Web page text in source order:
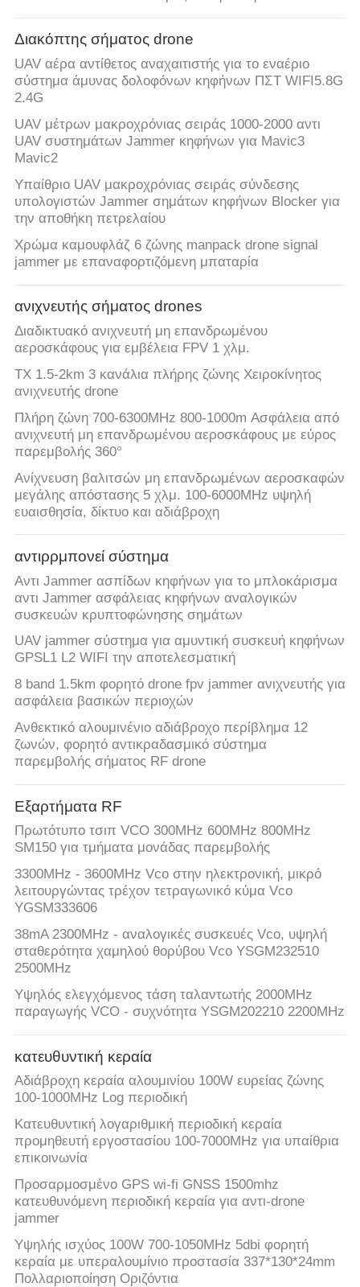
Διακόπτης σήματος drone
UAV αέρα αντίθετος αναχαιτιστής για το εναέριο
σύστημα άμυνας δολοφόνων κηφήνων ΠΣΤ WIFI5.8G
2.4G
UAV μέτρων μακροχρόνιας σειράς 1000-2000 αντι
UAV συστημάτων Jammer κηφήνων για Mavic3
Mavic2
Υπαίθριο UAV μακροχρόνιας σειράς σύνδεσης
υπολογιστών Jammer σημάτων κηφήνων Blocker για
την αποθήκη πετρελαίου
Χρώμα καμουφλάζ 6 ζώνης manpack drone signal
jammer με επαναφορτιζόμενη μπαταρία
ανιχνευτής σήματος drones
Διαδικτυακό ανιχνευτή μη επανδρωμένου
αεροσκάφους για εμβέλεια FPV 1 χλμ.
TX 1.5-2km 3 κανάλια πλήρης ζώνης Χειροκίνητος
ανιχνευτής drone
Πλήρη ζώνη 700-6300MHz 800-1000m Ασφάλεια από
ανιχνευτή μη επανδρωμένου αεροσκάφους με εύρος
παρεμβολής 360°
Ανίχνευση βαλιτσών μη επανδρωμένων αεροσκαφών
μεγάλης απόστασης 5 χλμ. 100-6000MHz υψηλή
ευαισθησία, δίκτυο και αδιάβροχη
αντιρρμπονεί σύστημα
Αντι Jammer ασπίδων κηφήνων για το μπλοκάρισμα
αντι Jammer ασφάλειας κηφήνων αναλογικών
συσκευών κρυπτοφώνησης σημάτων
UAV jammer σύστημα για αμυντική συσκευή κηφήνων
GPSL1 L2 WIFI την αποτελεσματική
8 band 1.5km φορητό drone fpv jammer ανιχνευτής για
ασφάλεια βασικών περιοχών
Ανθεκτικό αλουμινένιο αδιάβροχο περίβλημα 12
ζωνών, φορητό αντικραδασμικό σύστημα
παρεμβολής σήματος RF drone
Εξαρτήματα RF
Πρωτότυπο τσιπ VCO 300MHz 600MHz 800MHz
SM150 για τμήματα μονάδας παρεμβολής
3300MHz - 3600MHz Vco στην ηλεκτρονική, μικρό
λειτουργώντας τρέχον τετραγωνικό κύμα Vco
YGSM333606
38mA 2300MHz - αναλογικές συσκευές Vco, υψηλή
σταθερότητα χαμηλού θορύβου Vco YSGM232510
2500MHz
Υψηλός ελεγχόμενος τάση ταλαντωτής 2000MHz
παραγωγής VCO - συχνότητα YSGM202210 2200MHz
κατευθυντική κεραία
Αδιάβροχη κεραία αλουμινίου 100W ευρείας ζώνης
100-1000MHz Log περιοδική
Κατευθυντική λογαριθμική περιοδική κεραία
προμηθευτή εργοστασίου 100-7000MHz για υπαίθρια
επικοινωνία
Προσαρμοσμένο GPS wi-fi GNSS 1500mhz
κατευθυνόμενη περιοδική κεραία για αντι-drone
jammer
Υψηλής ισχύος 100W 700-1050MHz 5dbi φορητή
κεραία με υπεραλουμίνιο προστασία 337*130*24mm
Πολλαριοποίηση Οριζόντια